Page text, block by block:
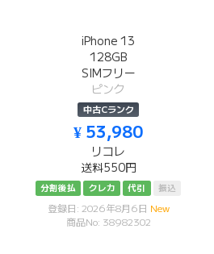
iPhone 13
128GB
SIMフリー
ピンク
中古Cランク
¥ 53,980
リコレ
送料550円
分割後払 クレカ 代引 振込
登録日: 2026年8月6日 New
商品No: 38982302